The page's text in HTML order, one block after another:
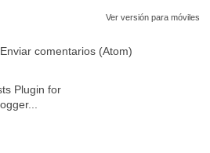
Ver versión para móviles
Enviar comentarios (Atom)